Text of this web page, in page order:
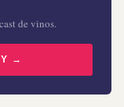
de vinos.
→